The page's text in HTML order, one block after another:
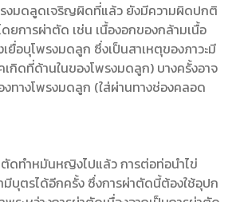
รงมดลูดเจริญผิดที่แล้ว ยังมีความผิดปกติ
ยการผ่าตัด เช่น เนื้องอกของกล้ามเนื้อ
ยื่อบุโพรงมดลูก ซึ่งเป็นสาเหตุของภาวะมี
กิดที่ด้านในของโพรงมดลูก) บางครั้งอาจ
ทางโพรงมดลูก (ใส่ผ่านทางช่องคลอด
ดทำหมันหญิงไปแล้ว การต่อท่อนำไข่
มีบุตรได้อีกครั้ง ซึ่งการผ่าตัดนี้ต้องใช้อุปก